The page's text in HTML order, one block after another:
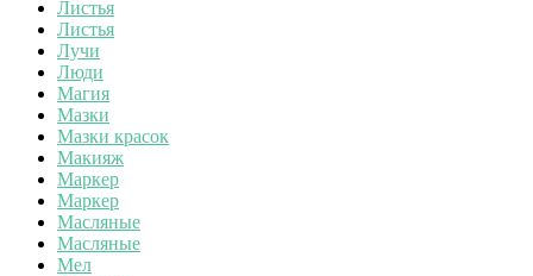
Листья
Листья
Лучи
Люди
Магия
Мазки
Мазки красок
Макияж
Маркер
Маркер
Масляные
Масляные
Мел